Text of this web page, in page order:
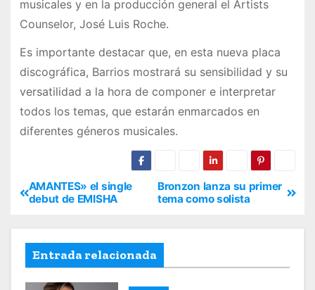
musicales y en la producción general el Artists
Counselor, José Luis Roche.
Es importante destacar que, en esta nueva placa
discográfica, Barrios mostrará su sensibilidad y su
versatilidad a la hora de componer e interpretar
todos los temas, que estarán enmarcados en
diferentes géneros musicales.
Bronzon lanza su primer
tema como solista
AMANTES» el single
debut de EMISHA
Entrada relacionada